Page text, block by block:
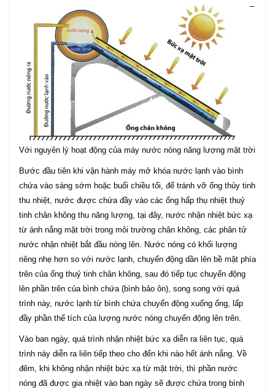
–
Với nguyên lý hoạt động của máy nước nóng năng lượng mặt trời
Bước đầu tiên khi vận hành máy mở khóa nước lạnh vào bình
chứa vào sáng sớm hoặc buổi chiều tối, để tránh vỡ ống thủy tinh
thu nhiệt, nước được chứa đầy vào các ống hấp thụ nhiệt thuỷ
tinh chân không thu năng lượng, tại đây, nước nhận nhiệt bức xạ
từ ánh nắng mặt trời trong môi trường chân không, các phân tử
nước nhận nhiệt bắt đầu nóng lên. Nước nóng có khối lượng
riêng nhẹ hơn so với nước lạnh, chuyển động dần lên bề mặt phía
trên của ống thuỷ tinh chân không, sau đó tiếp tục chuyển động
lên phần trên của bình chứa (bình bảo ôn), song song với quá
trình này, nước lạnh từ bình chứa chuyển động xuống ống, lấp
đầy phần thể tích của lượng nước nóng chuyển động lên trên.
Vào ban ngày, quá trình nhận nhiệt bức xạ diễn ra liên tục, quá
trình này diễn ra liên tiếp theo cho đến khi nào hết ánh nắng. Về
đêm, khi không nhận nhiệt bức xạ từ mặt trời, thì phần nước
nóng đã được gia nhiệt vào ban ngày sẽ được chứa trong bình